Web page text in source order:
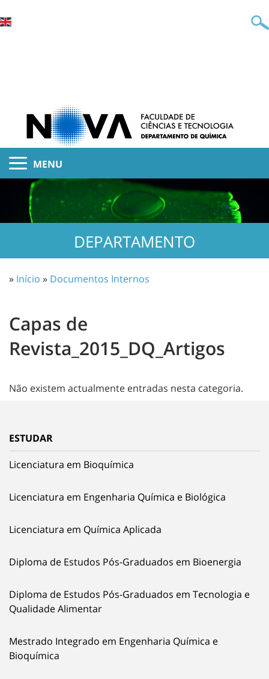
MENU
DEPARTAMENTO
» Início » Documentos Internos
Capas de
Revista_2015_DQ_Artigos
Não existem actualmente entradas nesta categoria.
ESTUDAR
Licenciatura em Bioquímica
Licenciatura em Engenharia Química e Biológica
Licenciatura em Química Aplicada
Diploma de Estudos Pós-Graduados em Bioenergia
Diploma de Estudos Pós-Graduados em Tecnologia e
Qualidade Alimentar
Mestrado Integrado em Engenharia Química e
Bioquímica